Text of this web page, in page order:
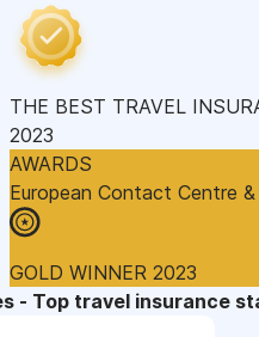
THE BEST TRAVEL
2023
AWARDS
European Contact Centre
GOLD WINNER 2023
- Top travel insurance